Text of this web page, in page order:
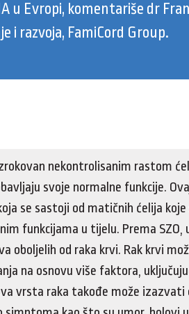
u Evropi, komentariše dr
i razvoja, FamiCord Group.
nekontrolisanim rastom
svoje normalne funkcije.
se sastoji od matičnih ćelija
funkcijama u tijelu. Prema SZO,
oboljelih od raka krvi. Rak krvi
na osnovu više faktora,
vrsta raka takođe može